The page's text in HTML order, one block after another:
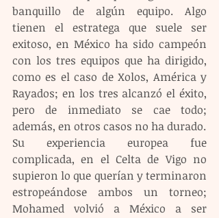
banquillo de algún equipo. Algo
tienen el estratega que suele ser
exitoso, en México ha sido campeón
con los tres equipos que ha dirigido,
como es el caso de Xolos, América y
Rayados; en los tres alcanzó el éxito,
pero de inmediato se cae todo;
además, en otros casos no ha durado.
Su experiencia europea fue
complicada, en el Celta de Vigo no
supieron lo que querían y terminaron
estropeándose ambos un torneo;
Mohamed volvió a México a ser